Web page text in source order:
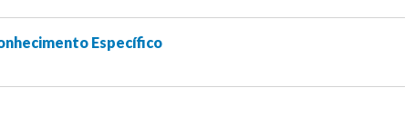
Específico